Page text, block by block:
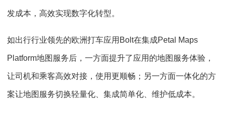
发成本，高效实现数字化转型。
如出行行业领先的欧洲打车应用Bolt在集成Petal Maps
Platform地图服务后，一方面提升了应用的地图服务体验，
让司机和乘客高效对接，使用更顺畅；另一方面一体化的方
案让地图服务切换轻量化、集成简单化、维护低成本。